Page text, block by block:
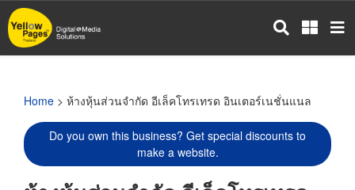
Skip
to
main
Home > ห้างหุ้นส่วนจำกัด อีเล็คโทรเทรด อินเตอร์เนชั่นแนล
Do you own this business? Get special discounts to
make a website.